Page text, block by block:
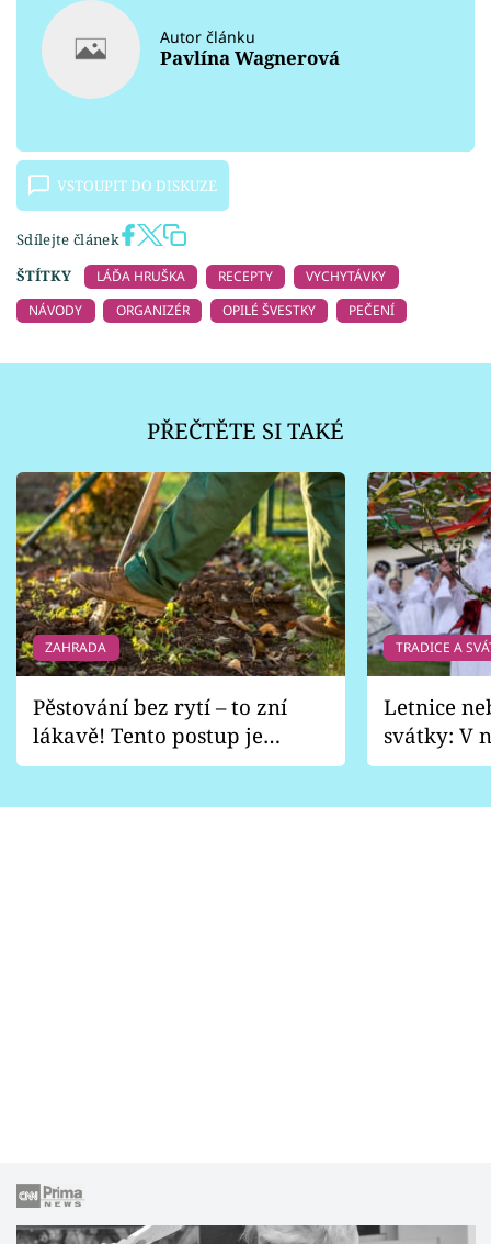
Autor článku
Pavlína Wagnerová
VSTOUPIT DO DISKUZE
Sdílejte článek
ŠTÍTKY
LÁĎA HRUŠKA RECEPTY
VYCHYTÁVKY
NÁVODY
ORGANIZÉR OPILÉ ŠVESTKY PEČENÍ
PŘEČTĚTE SI TAKÉ
ZAHRADA
Pěstování bez rytí – to zní
lákavě! Tento postup je
vhodný jen pro některé
TRADICE A
Letnice
svátky: V
pondělí